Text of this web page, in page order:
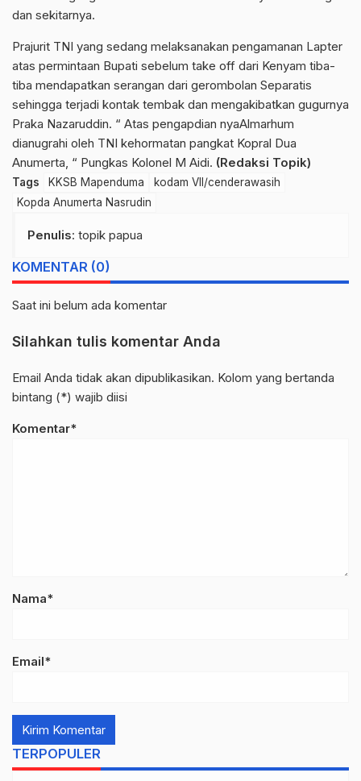
dan sekitarnya.
Prajurit TNI yang sedang melaksanakan pengamanan Lapter
atas permintaan Bupati sebelum take off dari Kenyam tiba-
tiba mendapatkan serangan dari gerombolan Separatis
sehingga terjadi kontak tembak dan mengakibatkan gugurnya
Praka Nazaruddin. “ Atas pengapdian nyaAlmarhum
dianugrahi oleh TNI kehormatan pangkat Kopral Dua
Anumerta, “ Pungkas Kolonel M Aidi. (Redaksi Topik)
Tags KKSB Mapenduma
kodam VII/cenderawasih
Kopda Anumerta Nasrudin
Penulis: topik papua
KOMENTAR (0)
Saat ini belum ada komentar
Silahkan tulis komentar Anda
Email Anda tidak akan dipublikasikan. Kolom yang bertanda
bintang (*) wajib diisi
Komentar*
Nama*
Email*
TERPOPULER